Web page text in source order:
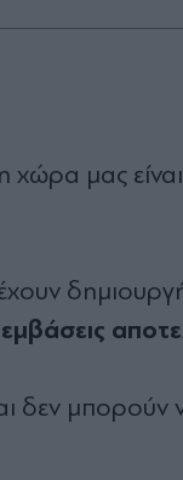
χώρα μας είναι
δεν